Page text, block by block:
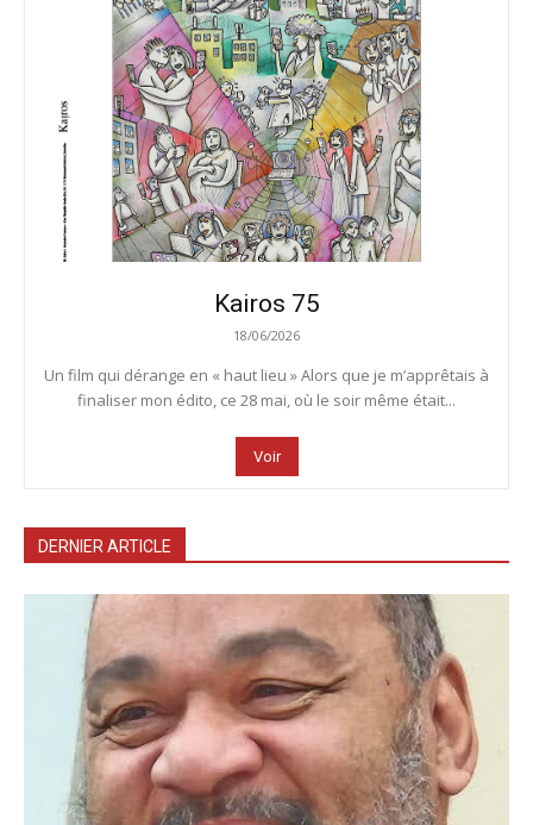
Kairos 75
18/06/2026
Un film qui dérange en « haut lieu » Alors que je m’apprêtais à
finaliser mon édito, ce 28 mai, où le soir même était...
Voir
DERNIER ARTICLE